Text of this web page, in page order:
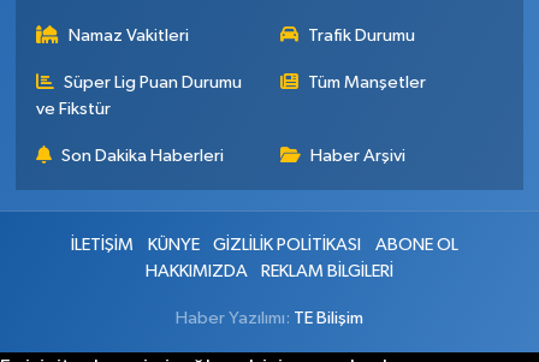
Namaz Vakitleri Trafik Durumu
Süper Lig Puan Durumu
ve Fikstür
Tüm Manşetler
Son Dakika Haberleri Haber Arşivi
İLETİŞİM KÜNYE GİZLİLİK POLİTİKASI
ABONE OL
HAKKIMIZDA
REKLAM BİLGİLERİ
Haber Yazılımı: TE Bilişim